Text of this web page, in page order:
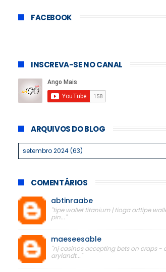
FACEBOOK
INSCREVA-SE NO CANAL
ARQUIVOS DO BLOG
COMENTÁRIOS
abtinraabe
"tipe wallet titanium | tioga arttipe
pin..."
maeseesable
"nj casinos accepting bets on craps -
arylandt..."